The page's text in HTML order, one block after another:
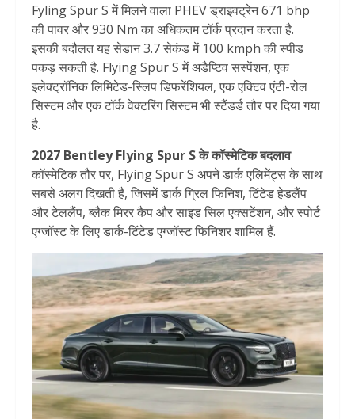
Fyling Spur S में मिलने वाला PHEV ड्राइवट्रेन 671 bhp
की पावर और 930 Nm का अधिकतम टॉर्क प्रदान करता है.
इसकी बदौलत यह सेडान 3.7 सेकंड में 100 kmph की स्पीड
पकड़ सकती है. Flying Spur S में अडैप्टिव सस्पेंशन, एक
इलेक्ट्रॉनिक लिमिटेड-स्लिप डिफरेंशियल, एक एक्टिव एंटी-रोल
सिस्टम और एक टॉर्क वेक्टरिंग सिस्टम भी स्टैंडर्ड तौर पर दिया गया
है.
2027 Bentley Flying Spur S के कॉस्मेटिक बदलाव
कॉस्मेटिक तौर पर, Flying Spur S अपने डार्क एलिमेंट्स के साथ
सबसे अलग दिखती है, जिसमें डार्क ग्रिल फिनिश, टिंटेड हेडलैंप
और टेललैंप, ब्लैक मिरर कैप और साइड सिल एक्सटेंशन, और स्पोर्ट
एग्जॉस्ट के लिए डार्क-टिंटेड एग्जॉस्ट फिनिशर शामिल हैं.